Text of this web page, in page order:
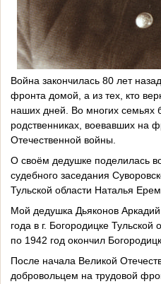
Война закончилась 80 лет
фронта домой, а из тех, кто
наших дней. Во многих семьях
родственниках, воевавших на
Отечественной войны.
О своём дедушке поделилась
судебного заседания
Тульской области Наталья
Мой дедушка Дьяконов
года в г. Богородицке
по 1942 год окончил
После начала Великой
добровольцем на трудовой